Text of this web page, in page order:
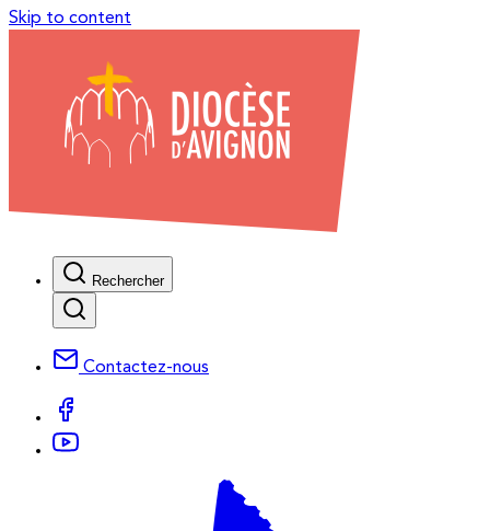
Skip to content
Rechercher
Contactez-nous